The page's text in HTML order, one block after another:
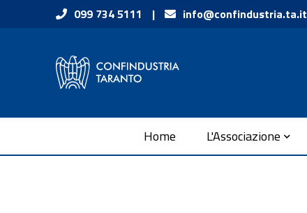
Vai ai contenuti099 734 5111 | info@confindustria.ta.it
Home L'Associazione